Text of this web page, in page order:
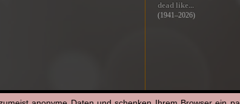
dead like...
(1941–2026)